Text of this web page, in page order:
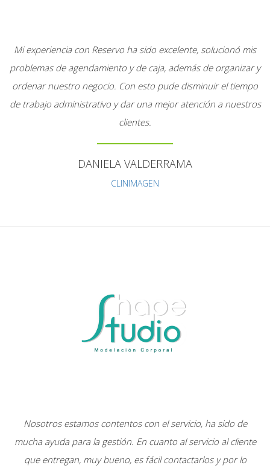
Mi experiencia con Reservo ha sido excelente, solucionó mis
problemas de agendamiento y de caja, además de organizar y
ordenar nuestro negocio. Con esto pude disminuir el tiempo
de trabajo administrativo y dar una mejor atención a nuestros
clientes.
DANIELA VALDERRAMA
CLINIMAGEN
Nosotros estamos contentos con el servicio, ha sido de
mucha ayuda para la gestión. En cuanto al servicio al cliente
que entregan, muy bueno, es fácil contactarlos y por lo